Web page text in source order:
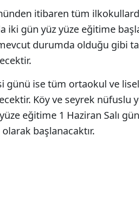
itibaren tüm
iki gün yüz yüze eğitime
durumda olduğu gibi
günü ise tüm ortaokul ve
Köy ve seyrek nüfuslu
eğitime 1 Haziran Salı
başlanacaktır.